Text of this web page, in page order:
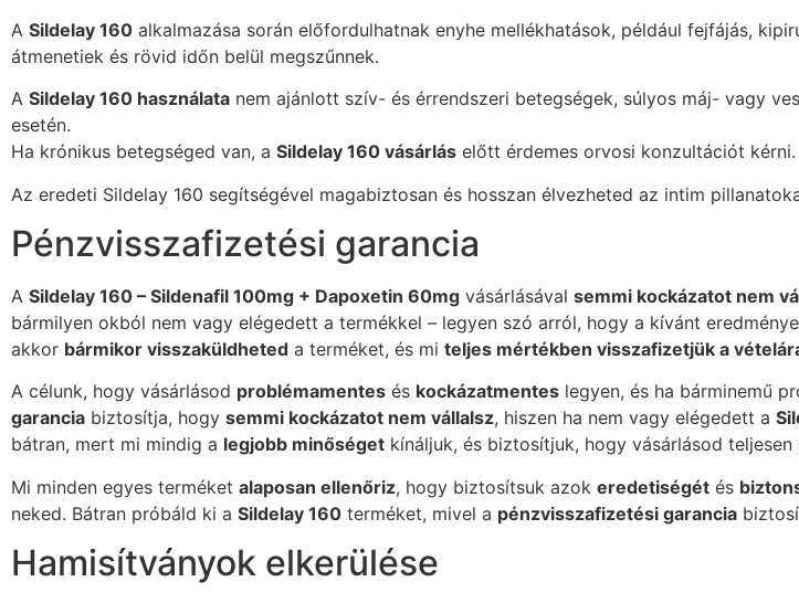
A Sildelay 160 alkalmazása során előfordulhatnak enyhe mellékhatások, például fejfájás,
átmenetiek és rövid időn belül megszűnnek.
A Sildelay 160 használata nem ajánlott szív- és érrendszeri betegségek, súlyos máj- vagy
esetén.
Ha krónikus betegséged van, a Sildelay 160 vásárlás előtt érdemes orvosi konzultációt kérni.
Az eredeti Sildelay 160 segítségével magabiztosan és hosszan élvezheted az intim
Pénzvisszafizetési garancia
A Sildelay 160 – Sildenafil 100mg + Dapoxetin 60mg vásárlásával semmi kockázatot nem
bármilyen okból nem vagy elégedett a termékkel – legyen szó arról, hogy a kívánt
akkor bármikor visszaküldheted a terméket, és mi teljes mértékben visszafizetjük a
A célunk, hogy vásárlásod problémamentes és kockázatmentes legyen, és ha bárminemű
garancia biztosítja, hogy semmi kockázatot nem vállalsz, hiszen ha nem vagy elégedett a
bátran, mert mi mindig a legjobb minőséget kínáljuk, és biztosítjuk, hogy vásárlásod teljesen
Mi minden egyes terméket alaposan ellenőriz, hogy biztosítsuk azok eredetiségét és
neked. Bátran próbáld ki a Sildelay 160 terméket, mivel a pénzvisszafizetési garancia
Hamisítványok elkerülése